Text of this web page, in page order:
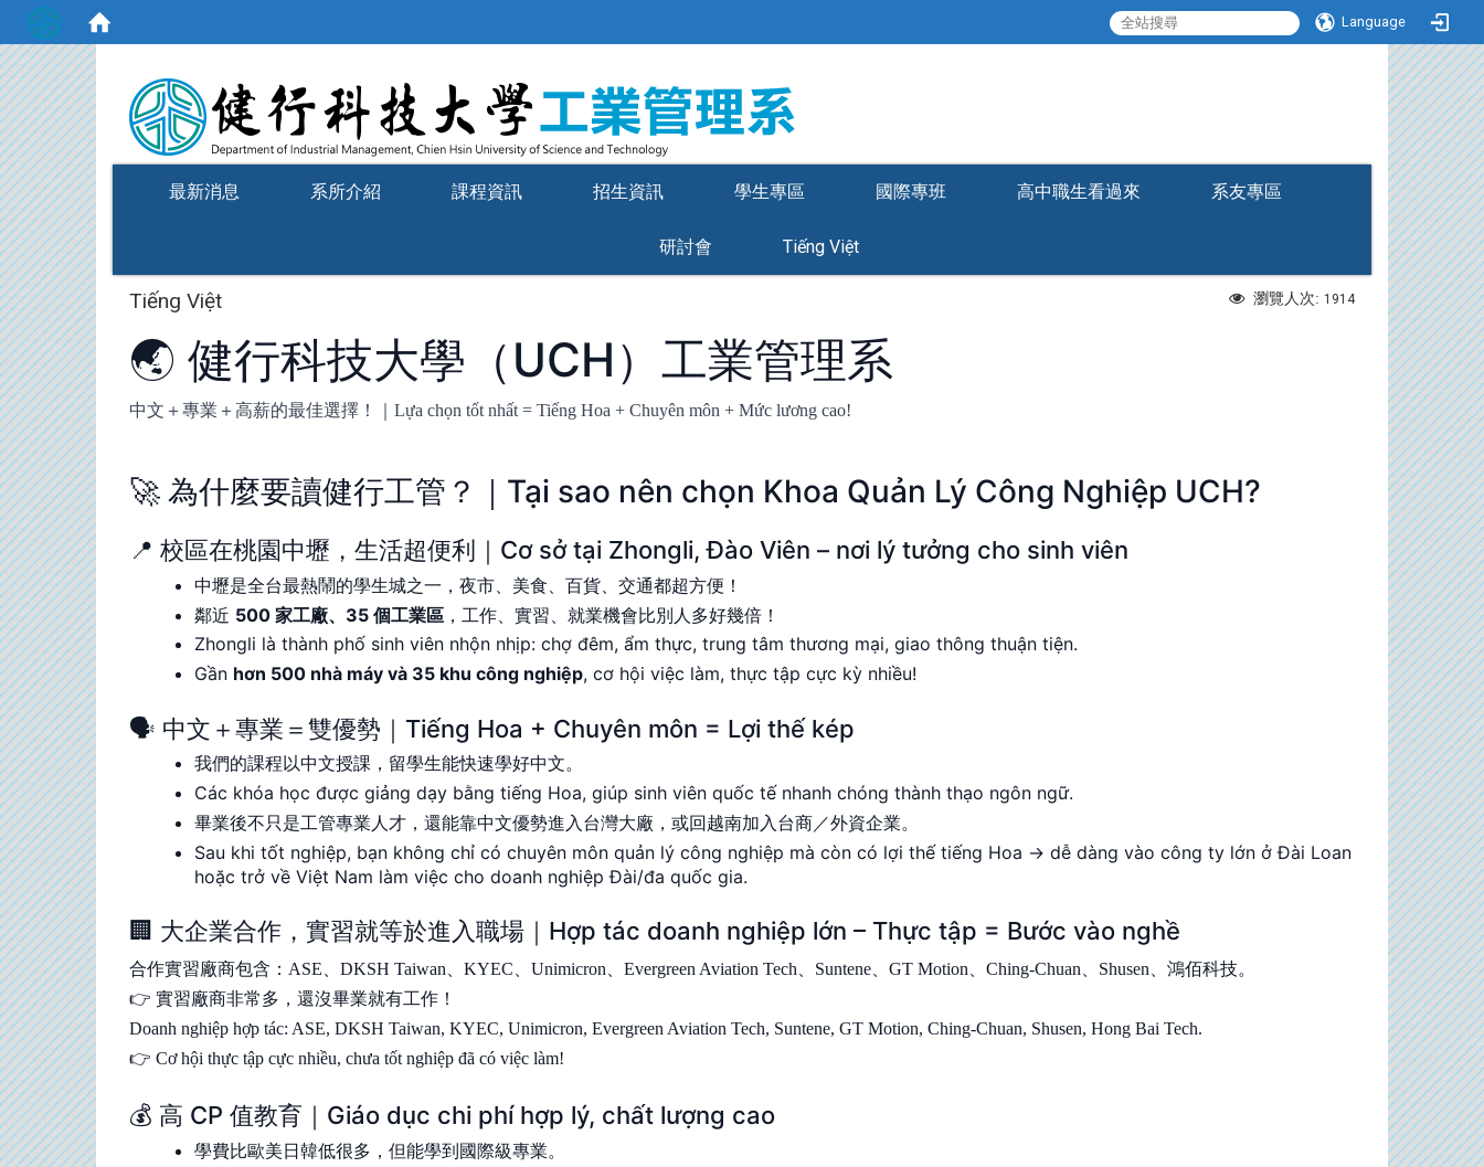
Language
最新消息 系所介紹 課程資訊 招生資訊 學生專區 國際專班 高中職生看過來 系友專區
研討會 Tiếng Việt
瀏覽人次: 1914
Tiếng Việt
🌏 健行科技大學（UCH）工業管理系
中文＋專業＋高薪的最佳選擇！｜Lựa chọn tốt nhất = Tiếng Hoa + Chuyên môn + Mức lương cao!
🚀 為什麼要讀健行工管？｜Tại sao nên chọn Khoa Quản Lý Công Nghiệp UCH?
📍 校區在桃園中壢，生活超便利｜Cơ sở tại Zhongli, Đào Viên – nơi lý tưởng cho sinh viên
中壢是全台最熱鬧的學生城之一，夜市、美食、百貨、交通都超方便！
鄰近 500 家工廠、35 個工業區 ，工作、實習、就業機會比別人多好幾倍！
Zhongli là thành phố sinh viên nhộn nhịp: chợ đêm, ẩm thực, trung tâm thương mại, giao thông thuận tiện.
Gần hơn 500 nhà máy và 35 khu công nghiệp, cơ hội việc làm, thực tập cực kỳ nhiều!
🗣️ 中文＋專業＝雙優勢｜Tiếng Hoa + Chuyên môn = Lợi thế kép
我們的課程以中文授課，留學生能快速學好中文。
Các khóa học được giảng dạy bằng tiếng Hoa, giúp sinh viên quốc tế nhanh chóng thành thạo ngôn ngữ.
畢業後不只是工管專業人才，還能靠中文優勢進入台灣大廠，或回越南加入台商／外資企業。
Sau khi tốt nghiệp, bạn không chỉ có chuyên môn quản lý công nghiệp mà còn có lợi thế tiếng Hoa → dễ dàng vào công ty lớn ở Đài Loan
hoặc trở về Việt Nam làm việc cho doanh nghiệp Đài/đa quốc gia.
🏢 大企業合作，實習就等於進入職場｜Hợp tác doanh nghiệp lớn – Thực tập = Bước vào nghề
合作實習廠商包含：ASE、DKSH Taiwan、KYEC、Unimicron、Evergreen Aviation Tech、Suntene、GT Motion、Ching‑Chuan、Shusen、鴻佰科技。
👉 實習廠商非常多，還沒畢業就有工作！
Doanh nghiệp hợp tác: ASE, DKSH Taiwan, KYEC, Unimicron, Evergreen Aviation Tech, Suntene, GT Motion, Ching‑Chuan, Shusen, Hong Bai Tech.
👉 Cơ hội thực tập cực nhiều, chưa tốt nghiệp đã có việc làm!
💰 高 CP 值教育｜Giáo dục chi phí hợp lý, chất lượng cao
學費比歐美日韓低很多，但能學到國際級專業。